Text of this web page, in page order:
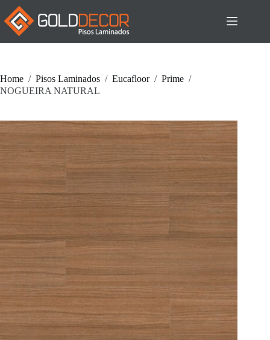
Pular
para
conteúdo
Home / Pisos Laminados / Eucafloor / Prime /
NOGUEIRA NATURAL